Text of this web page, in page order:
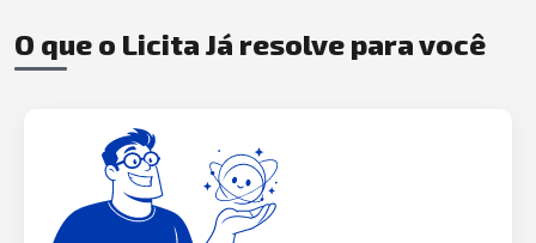
O que o Licita Já resolve para você